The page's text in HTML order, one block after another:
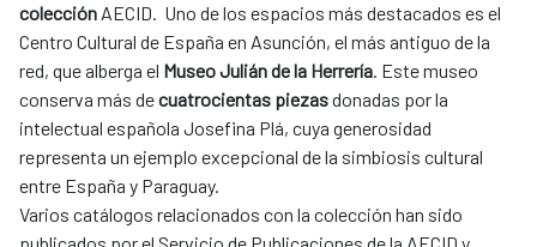
colección AECID. Uno de los espacios más destacados es el
Centro Cultural de España en Asunción, el más antiguo de la
red, que alberga el Museo Julián de la Herrería. Este museo
conserva más decuatrocientas piezasdonadas por la
intelectual española Josefina Plá, cuya generosidad
representa un ejemplo excepcional de la simbiosis cultural
entre España y Paraguay.
Varios catálogos relacionados con la colección han sido